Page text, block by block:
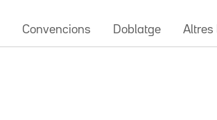
Convencions Doblatge Altres